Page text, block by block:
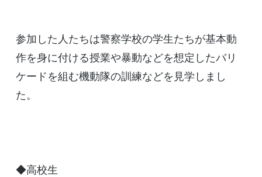
参加した人たちは警察学校の学生たちが基本動
作を身に付ける授業や暴動などを想定したバリ
ケードを組む機動隊の訓練などを見学しまし
た。
◆高校生